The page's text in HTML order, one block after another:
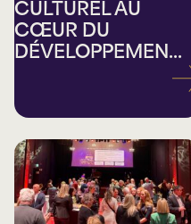
CULTUREL AU
CŒUR DU
DÉVELOPPEMEN...